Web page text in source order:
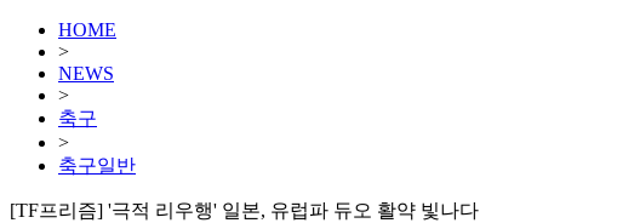
HOME
>
NEWS
>
축구
>
축구일반
[TF프리즘] '극적 리우행' 일본, 유럽파 듀오 활약 빛나다